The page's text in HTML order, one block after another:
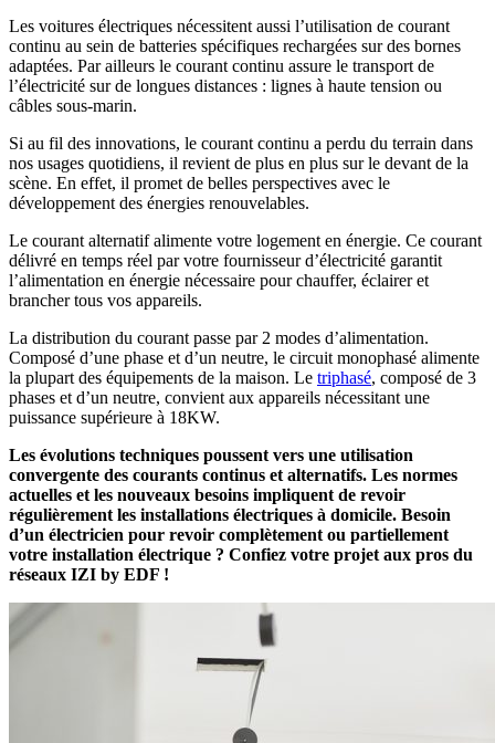
Les voitures électriques nécessitent aussi l’utilisation de courant
continu au sein de batteries spécifiques rechargées sur des bornes
adaptées. Par ailleurs le courant continu assure le transport de
l’électricité sur de longues distances : lignes à haute tension ou
câbles sous-marin.
Si au fil des innovations, le courant continu a perdu du terrain dans
nos usages quotidiens, il revient de plus en plus sur le devant de la
scène. En effet, il promet de belles perspectives avec le
développement des énergies renouvelables.
Le courant alternatif alimente votre logement en énergie. Ce courant
délivré en temps réel par votre fournisseur d’électricité garantit
l’alimentation en énergie nécessaire pour chauffer, éclairer et
brancher tous vos appareils.
La distribution du courant passe par 2 modes d’alimentation.
Composé d’une phase et d’un neutre, le circuit monophasé alimente
la plupart des équipements de la maison. Le triphasé, composé de 3
phases et d’un neutre, convient aux appareils nécessitant une
puissance supérieure à 18KW.
Les évolutions techniques poussent vers une utilisation
convergente des courants continus et alternatifs. Les normes
actuelles et les nouveaux besoins impliquent de revoir
régulièrement les installations électriques à domicile. Besoin
d’un électricien pour revoir complètement ou partiellement
votre installation électrique ? Confiez votre projet aux pros du
réseaux IZI by EDF !